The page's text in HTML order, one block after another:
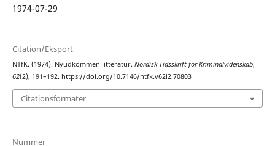
1974-07-29
Citation/Eksport
NTfK. (1974). Nyudkommen litteratur. Nordisk Tidsskrift for Kriminalvidenskab,
62(2), 191–192. https://doi.org/10.7146/ntfk.v62i2.70803
Citationsformater
Nummer